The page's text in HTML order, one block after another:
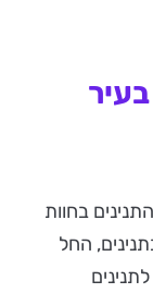
בחוות
החל